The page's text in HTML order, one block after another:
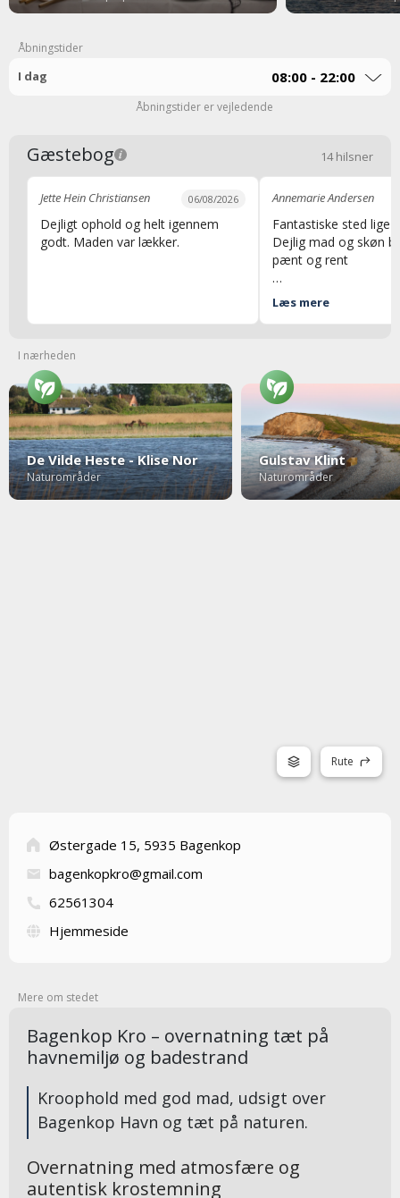
Åbningstider
I dag 08:00 - 22:00
Åbningstider er vejledende
Gæstebog 14 hilsner
Jette Hein Christiansen 06/08/2026
Dejligt ophold og helt igennem
godt. Maden var lækker.
Annemarie Andersen
Fantastiske sted lige
Dejlig mad og skøn
pænt og rent
Mvh Annemarie
Læs mere
I nærheden
De Vilde Heste - Klise Nor
Naturområder
Gulstav Klint
Naturområder
Rute
Østergade 15, 5935 Bagenkop
bagenkopkro@gmail.com
62561304
Hjemmeside
Mere om stedet
Bagenkop Kro – overnatning tæt på
havnemiljø og badestrand
Kroophold med god mad, udsigt over
Bagenkop Havn og tæt på naturen.
Overnatning med atmosfære og
autentisk krostemning